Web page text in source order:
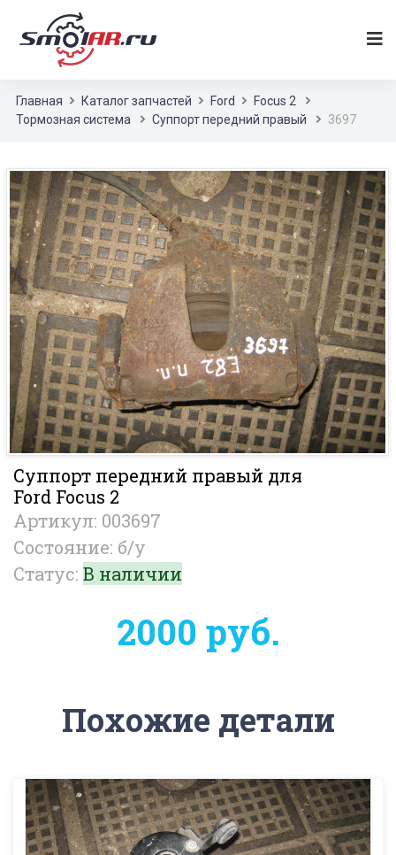
Главная Каталог запчастей Ford
Focus 2
Тормозная система
Суппорт передний правый 3697
Суппорт передний правый для
Ford Focus 2
Артикул: 003697
Состояние: б/у
Статус: В наличии
2000 руб.
Похожие детали